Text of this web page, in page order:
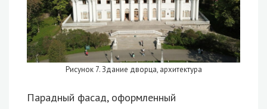
Рисунок 7. Здание дворца, архитектура
Парадный фасад, оформленный